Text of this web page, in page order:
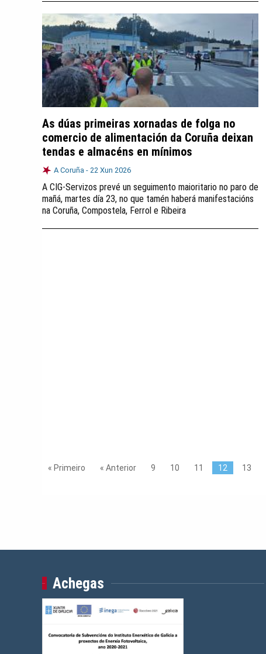
As dúas primeiras xornadas de folga no
comercio de alimentación da Coruña deixan
tendas e almacéns en mínimos
A Coruña - 22 Xun 2026
A CIG-Servizos prevé un seguimento maioritario no paro de
mañá, martes día 23, no que tamén haberá manifestacións
na Coruña, Compostela, Ferrol e Ribeira
« Primeiro « Anterior 9 10 11 12 13
Achegas